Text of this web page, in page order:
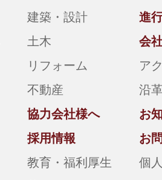
建築・設計
土木
リフォーム
不動産
進
会
ア
沿
協力会社様へ
採用情報
教育・福利厚生
お
お
個